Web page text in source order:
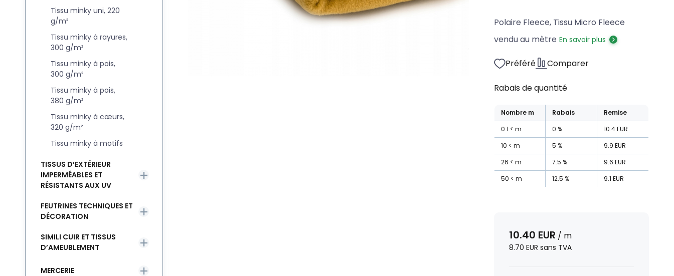
Polaire Fleece, Tissu Micro Fleece
vendu au mètre En savoir plus
Préféré Comparer
Rabais de quantité
Nombre m Rabais
Remise
0.1
m 0 % 10.4EUR
10
m 5 % 9.9 EUR
26
m 7.5 % 9.6 EUR
50
m 12.5 % 9.1 EUR
10.40 EUR / m
8.70 EUR sans TVA
Tissu minky uni, 220
g/m²
Tissu minky à rayures,
300 g/m²
Tissu minky à pois,
300 g/m²
Tissu minky à pois,
380 g/m²
Tissu minky à cœurs,
320 g/m²
Tissu minky à motifs
TISSUS D’EXTÉRIEUR
IMPERMÉABLES ET
RÉSISTANTS AUX UV
FEUTRINES TECHNIQUES ET
DÉCORATION
SIMILI CUIR ET TISSUS
D’AMEUBLEMENT
MERCERIE